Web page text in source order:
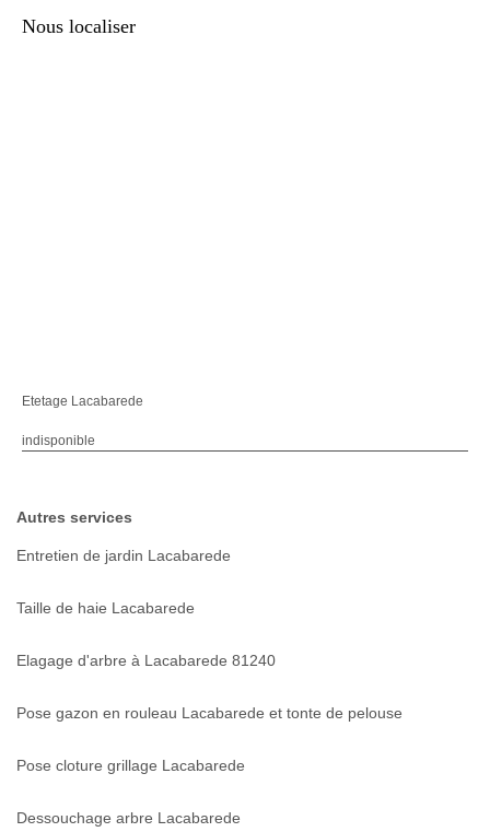
Nous localiser
Etetage Lacabarede
indisponible
Autres services
Entretien de jardin Lacabarede
Taille de haie Lacabarede
Elagage d'arbre à Lacabarede 81240
Pose gazon en rouleau Lacabarede et tonte de pelouse
Pose cloture grillage Lacabarede
Dessouchage arbre Lacabarede